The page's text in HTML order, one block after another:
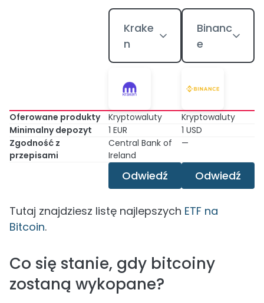
Krake
n
Binanc
e
Oferowane produkty Kryptowaluty
Kryptowaluty
Minimalny depozyt
1 EUR
1 USD
Zgodność z
przepisami
Central Bank of
Ireland
—
Odwiedź Odwiedź
Tutaj znajdziesz listę najlepszych ETF na
Bitcoin.
Co się stanie, gdy bitcoiny
zostaną wykopane?